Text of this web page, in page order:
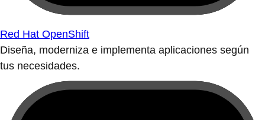
Red Hat OpenShift
Diseña, moderniza e implementa aplicaciones según
tus necesidades.